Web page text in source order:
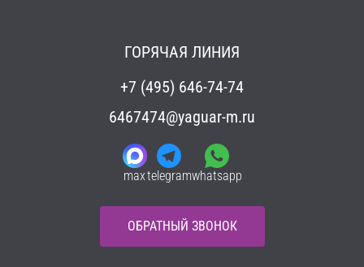
ГОРЯЧАЯ ЛИНИЯ
+7 (495) 646-74-74
6467474@yaguar-m.ru
maxtelegramwhatsapp
ОБРАТНЫЙ ЗВОНОК